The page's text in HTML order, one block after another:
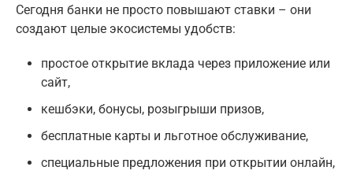
Cегодня банки не просто повышают ставки – они
создают целые экосистемы удобств:
простое открытие вклада через приложение или
сайт,
кешбэки, бонусы, розыгрыши призов,
бесплатные карты и льготное обслуживание,
специальные предложения при открытии онлайн,